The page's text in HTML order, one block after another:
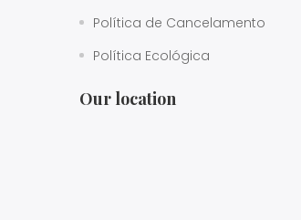
Política de Cancelamento
Política Ecológica
Our location